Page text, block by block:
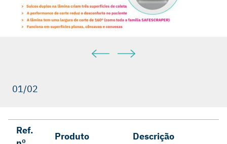
01/02
Ref.
Produto Descrição